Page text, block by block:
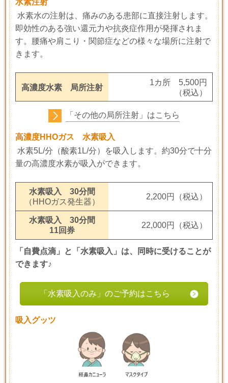
水素注射
水素水の注射は、痛みのある患部に直接注射します。
即効性のある強い還元力や抗炎症作用が発揮されま
す。 腰痛や肩こり・関節症などの様々な場所に注射で
きます。
高濃度水素 局所注射
1カ所 5,500円
（税込）
「その他の局所注射」はこちら
高濃度HHOガス 水素吸入
水素5L/分（酸素1L/分）を吸入します。約30分で十分
量の高濃度水素が吸入ができます。
水素吸入 30分間
（HHOガス発生器）
2,200円（税込）
水素吸入 30分間
11回券
22,000円（税込）
「自費点滴」と「水素吸入」は、同時に受けることが
できます♪
「水素吸入のみ」のご予約はこちら
吸入グッツ